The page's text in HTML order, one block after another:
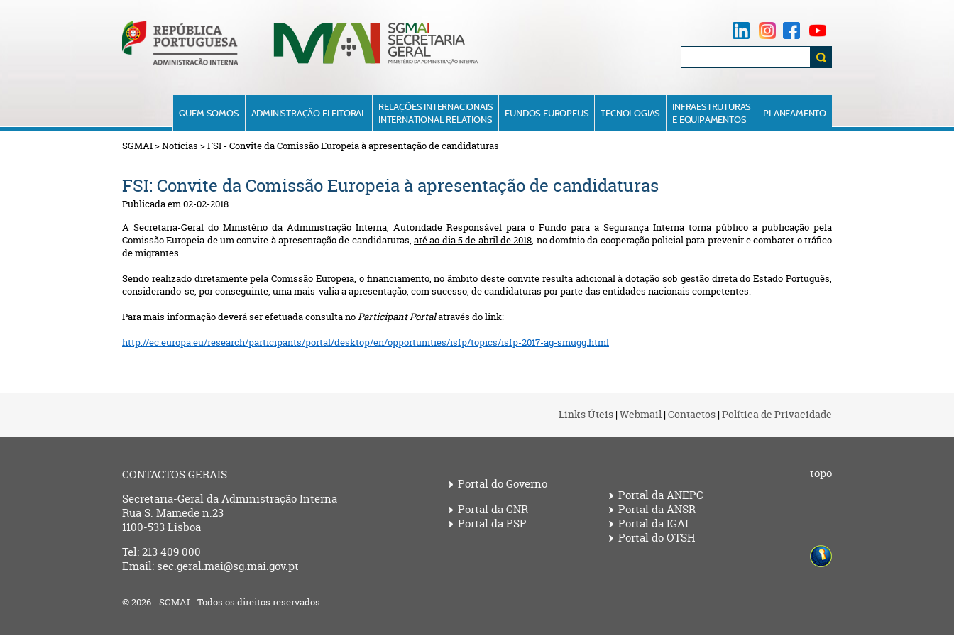
QUEM SOMOS ADMINISTRAÇÃO ELEITORAL
RELAÇÕES INTERNACIONAIS
INTERNATIONAL RELATIONS
FUNDOS EUROPEUS TECNOLOGIAS
INFRAESTRUTURAS
E EQUIPAMENTOS
PLANEAMENTO
SGMAI>Notícias >FSI - Convite da Comissão Europeia à apresentação de candidaturas
FSI: Convite da Comissão Europeia à apresentação de candidaturas
Publicada em 02-02-2018
A Secretaria-Geral do Ministério da Administração Interna, Autoridade Responsável para o Fundo para a Segurança Interna torna público a publicação pela
Comissão Europeia de um convite à apresentação de candidaturas, até ao dia 5 de abril de 2018, no domínio da cooperação policial para prevenir e combater o tráfico
de migrantes.
Sendo realizado diretamente pela Comissão Europeia, o financiamento, no âmbito deste convite resulta adicional à dotação sob gestão direta do Estado Português,
considerando-se, por conseguinte, uma mais-valia a apresentação, com sucesso, de candidaturas por parte das entidades nacionais competentes.
Para mais informação deverá ser efetuada consulta noParticipant Portalatravés do link:
http://ec.europa.eu/research/participants/portal/desktop/en/opportunities/isfp/topics/isfp-2017-ag-smugg.html
Links Úteis |Webmail |Contactos |Política de Privacidade
CONTACTOS GERAIS
Secretaria-Geral da Administração Interna
Rua S. Mamede n.23
1100-533 Lisboa
Tel: 213 409 000
Email: sec.geral.mai@sg.mai.gov.pt
Portal do Governo
Portal da GNR
Portal da PSP
Portal da ANEPC
Portal da ANSR
Portal da IGAI
Portal do OTSH
topo
© 2026 - SGMAI - Todos os direitos reservados